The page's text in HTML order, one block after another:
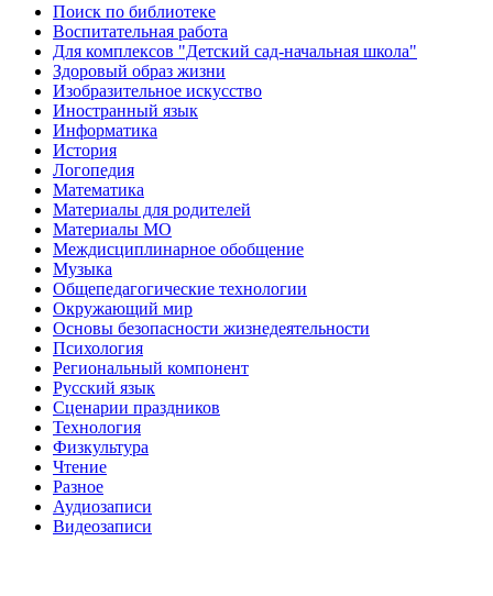
Поиск по библиотеке
Воспитательная работа
Для комплексов "Детский сад-начальная школа"
Здоровый образ жизни
Изобразительное искусство
Иностранный язык
Информатика
История
Логопедия
Математика
Материалы для родителей
Материалы МО
Междисциплинарное обобщение
Музыка
Общепедагогические технологии
Окружающий мир
Основы безопасности жизнедеятельности
Психология
Региональный компонент
Русский язык
Сценарии праздников
Технология
Физкультура
Чтение
Разное
Аудиозаписи
Видеозаписи